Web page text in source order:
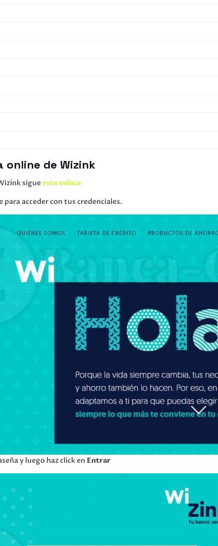
online de Wizink
sigueeste enlace
para acceder con tus credenciales.
y luego haz click en Entrar